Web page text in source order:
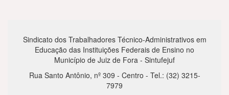
Sindicato dos Trabalhadores Técnico-Administrativos em
Educação das Instituições Federais de Ensino no
Município de Juiz de Fora - Sintufejuf
Rua Santo Antônio, nº 309 - Centro - Tel.: (32) 3215-
7979